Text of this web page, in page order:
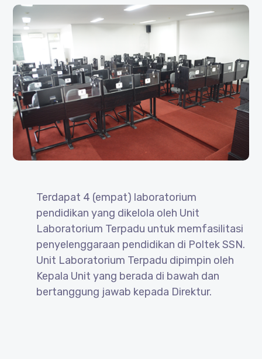
Terdapat 4 (empat) laboratorium
pendidikan yang dikelola oleh Unit
Laboratorium Terpadu untuk memfasilitasi
penyelenggaraan pendidikan di Poltek SSN.
Unit Laboratorium Terpadu dipimpin oleh
Kepala Unit yang berada di bawah dan
bertanggung jawab kepada Direktur.